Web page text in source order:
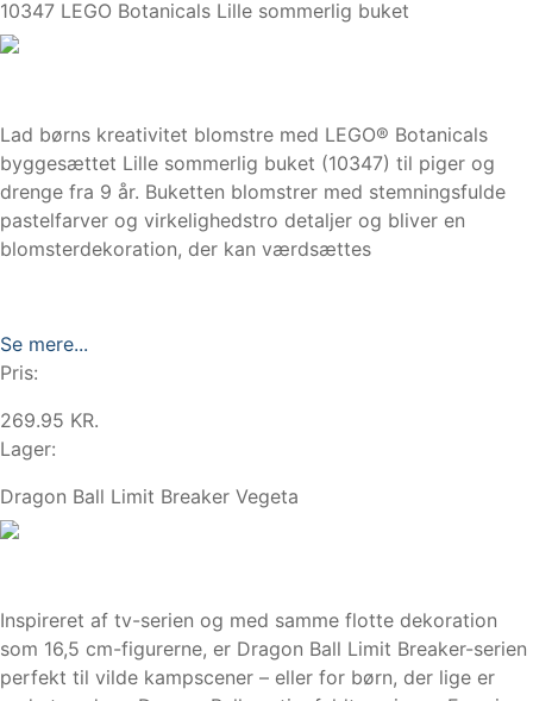
10347 LEGO Botanicals Lille sommerlig buket
Lad børns kreativitet blomstre med LEGO® Botanicals
byggesættet Lille sommerlig buket (10347) til piger og
drenge fra 9 år. Buketten blomstrer med stemningsfulde
pastelfarver og virkelighedstro detaljer og bliver en
blomsterdekoration, der kan værdsættes
Se mere...
Pris:
269.95 KR.
Lager:
Dragon Ball Limit Breaker Vegeta
Inspireret af tv-serien og med samme flotte dekoration
som 16,5 cm-figurerne, er Dragon Ball Limit Breaker-serien
perfekt til vilde kampscener – eller for børn, der lige er